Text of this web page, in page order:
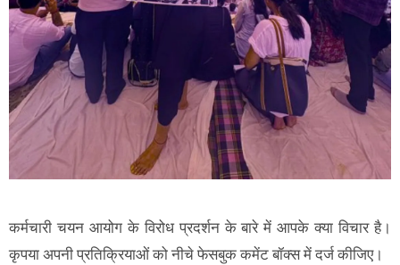
कर्मचारी चयन आयोग के विरोध प्रदर्शन के बारे में आपके क्या विचार है।
कृपया अपनी प्रतिक्रियाओं को नीचे फेसबुक कमेंट बॉक्स में दर्ज कीजिए।